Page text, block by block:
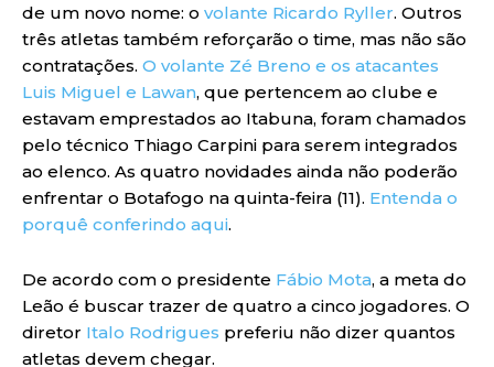
de um novo nome: o volante Ricardo Ryller. Outros
três atletas também reforçarão o time, mas não são
contratações. O volante Zé Breno e os atacantes
Luis Miguel e Lawan, que pertencem ao clube e
estavam emprestados ao Itabuna, foram chamados
pelo técnico Thiago Carpini para serem integrados
ao elenco. As quatro novidades ainda não poderão
enfrentar o Botafogo na quinta-feira (11). Entenda o
porquê conferindo aqui.
De acordo com o presidente Fábio Mota, a meta do
Leão é buscar trazer de quatro a cinco jogadores. O
diretor Italo Rodrigues preferiu não dizer quantos
atletas devem chegar.